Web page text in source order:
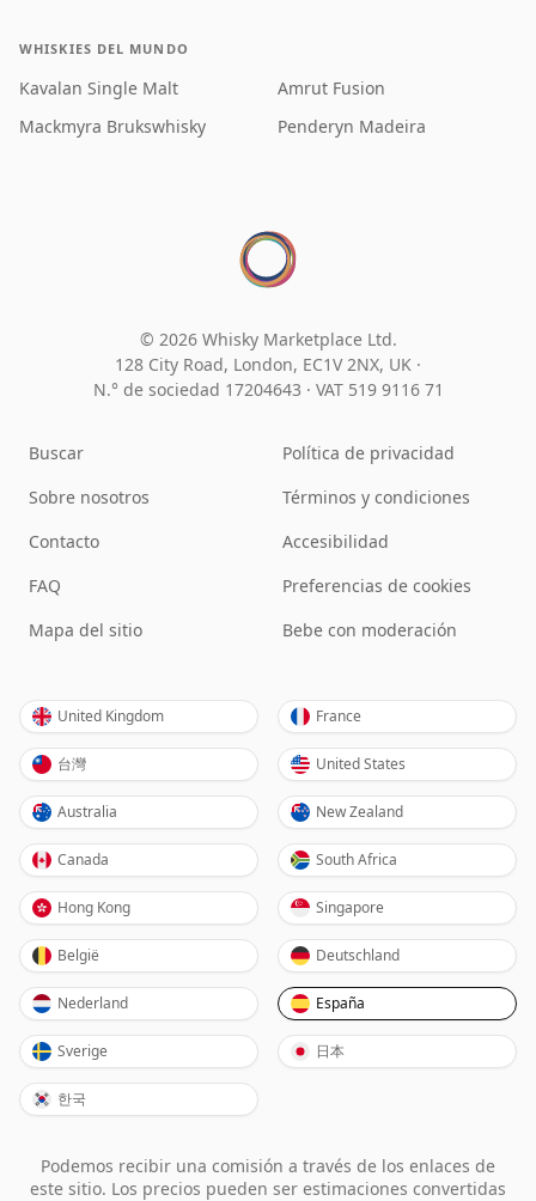
WHISKIES DEL MUNDO
Kavalan Single Malt
Mackmyra Brukswhisky
Amrut Fusion
Penderyn Madeira
© 2026 Whisky Marketplace Ltd.
128 City Road, London, EC1V 2NX, UK ·
N.° de sociedad 17204643 · VAT 519 9116 71
Buscar
Sobre nosotros
Contacto
FAQ
Mapa del sitio
Política de privacidad
Términos y condiciones
Accesibilidad
Preferencias de cookies
Bebe con moderación
United Kingdom France
台灣 United States
Australia New Zealand
Canada South Africa
Hong Kong Singapore
België Deutschland
Nederland España
Sverige 日本
한국
Podemos recibir una comisión a través de los enlaces de
este sitio. Los precios pueden ser estimaciones convertidas